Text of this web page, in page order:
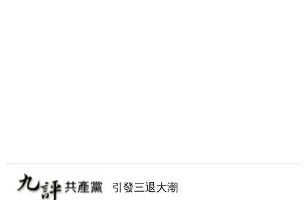
引發三退大潮